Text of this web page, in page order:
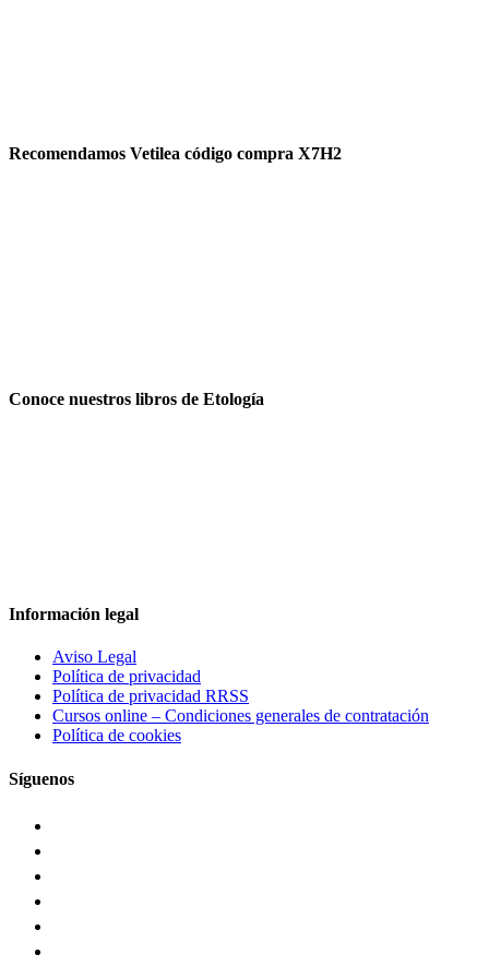
Recomendamos Vetilea código compra X7H2
Conoce nuestros libros de Etología
Información legal
Aviso Legal
Política de privacidad
Política de privacidad RRSS
Cursos online – Condiciones generales de contratación
Política de cookies
Síguenos